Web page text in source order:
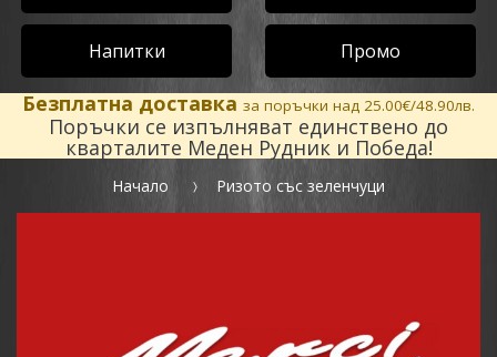
Напитки Промо
Безплатна доставка за поръчки над 25.00€/48.90лв.
Поръчки се изпълняват единствено до
кварталите Меден Рудник и Победа!
Начало Ризото със зеленчуци